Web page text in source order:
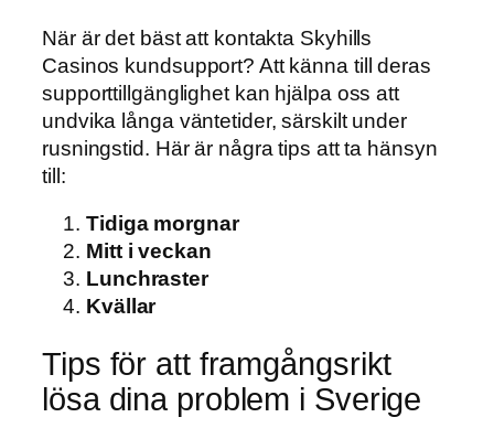
När är det bäst att kontakta Skyhills
Casinos kundsupport? Att känna till deras
supporttillgänglighet kan hjälpa oss att
undvika långa väntetider, särskilt under
rusningstid. Här är några tips att ta hänsyn
till:
Tidiga morgnar
Mitt i veckan
Lunchraster
Kvällar
Tips för att framgångsrikt
lösa dina problem i Sverige